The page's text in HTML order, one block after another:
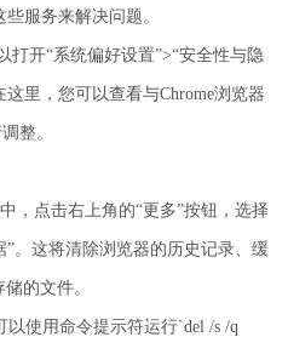
些服务来解决问题。
打开“系统偏好设置”>“安全性与隐
里，您可以查看与Chrome浏览器
整。
，点击右上角的“更多”按钮，选择
”。这将清除浏览器的历史记录、缓
的文件。
使用命令提示符运行`del /s /q